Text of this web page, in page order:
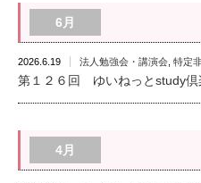
6月
2026.6.19 法人勉強会・講演会 特定
第１２６回 ゆいねっとstudy倶
4月